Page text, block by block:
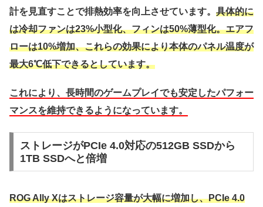
計を見直すことで排熱効率を向上させています。 具体的に
は冷却ファンは23%小型化、フィンは50%薄型化。エアフ
ローは10%増加、これらの効果により本体のパネル温度が
最大6℃低下できるとしています。
これにより、長時間のゲームプレイでも安定したパフォー
マンスを維持できるようになっています。
ストレージがPCIe 4.0対応の512GB SSDから
1TB SSDへと倍増
ROG Ally Xはストレージ容量が大幅に増加し、PCIe 4.0